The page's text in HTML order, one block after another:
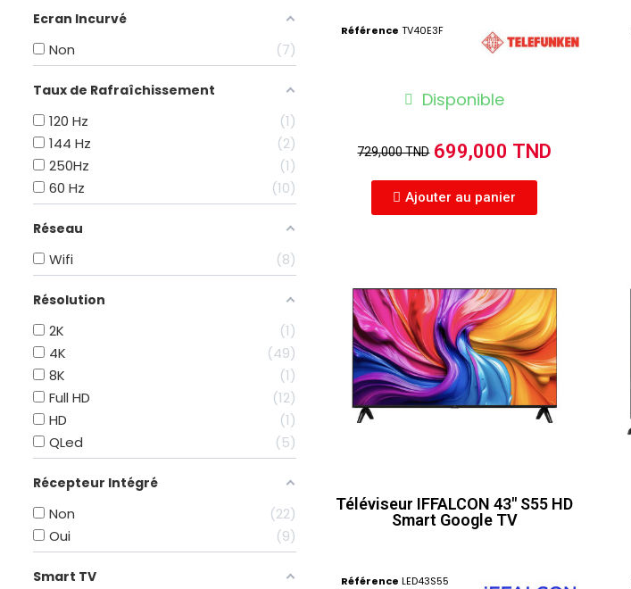
Ecran Incurvé
Non 7
Taux de Rafraîchissement
120 Hz
1
144 Hz
2
250Hz
1
60 Hz
10
Réseau
Wifi 8
Résolution
2K
1
4K
49
8K
1
Full HD
12
HD
1
QLed
5
Récepteur Intégré
Non
22
Oui
9
Smart TV
Référence TV40E3F
Disponible
729,000 TND 699,000 TND
Ajouter au panier
Téléviseur IFFALCON 43" S55 HD
Smart Google TV
Référence LED43S55